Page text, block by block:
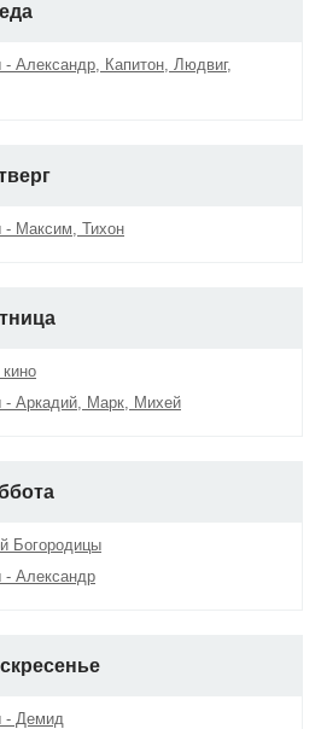
Александр, Капитон, Людвиг,
- Максим, Тихон
- Аркадий, Марк, Михей
Богородицы
Александр
- Демид